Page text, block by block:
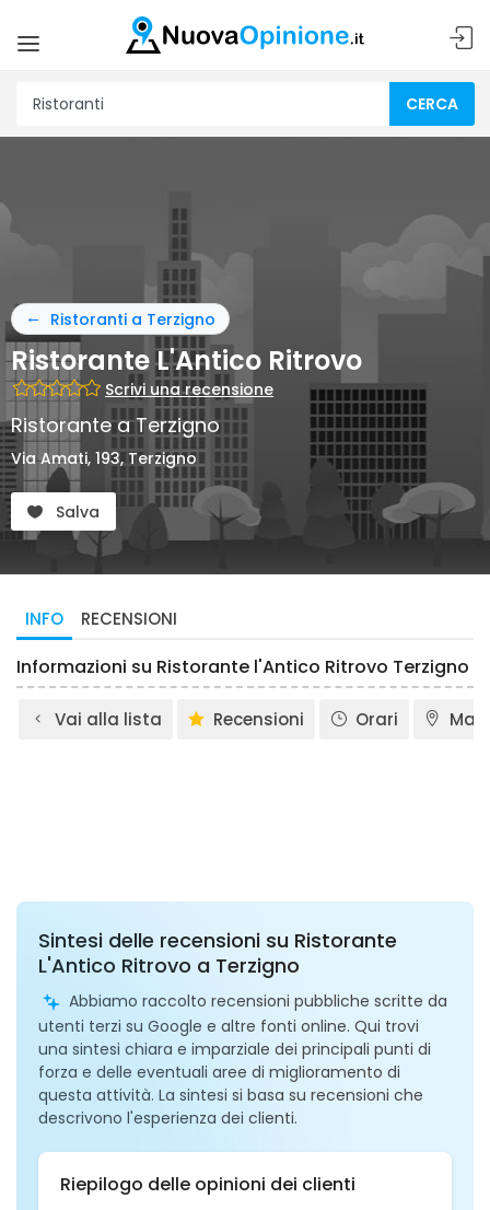
CERCA
Ristoranti a Terzigno
Ristorante L'Antico Ritrovo
Scrivi una recensione
Ristorante a Terzigno
Via Amati, 193, Terzigno
Salva
INFO RECENSIONI
Informazioni su Ristorante l'Antico Ritrovo Terzigno
Vai alla lista Recensioni Orari
Sintesi delle recensioni su Ristorante
L'Antico Ritrovo a Terzigno
Abbiamo raccolto recensioni pubbliche scritte da
utenti terzi su Google e altre fonti online. Qui trovi
una sintesi chiara e imparziale dei principali punti di
forza e delle eventuali aree di miglioramento di
questa attività. La sintesi si basa su recensioni che
descrivono l'esperienza dei clienti.
Riepilogo delle opinioni dei clienti